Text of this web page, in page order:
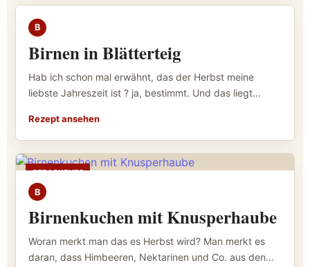
GEBACKENES
B
Birnen in Blätterteig
Hab ich schon mal erwähnt, das der Herbst meine
liebste Jahreszeit ist ? ja, bestimmt. Und das liegt…
Rezept ansehen
GEBACKENES
B
Birnenkuchen mit Knusperhaube
Woran merkt man das es Herbst wird? Man merkt es
daran, dass Himbeeren, Nektarinen und Co. aus den…